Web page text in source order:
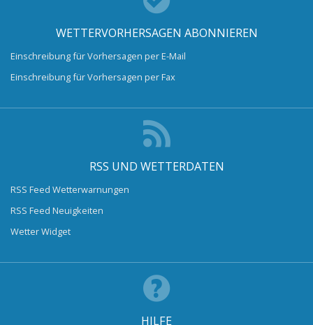
WETTERVORHERSAGEN ABONNIEREN
Einschreibung für Vorhersagen per E-Mail
Einschreibung für Vorhersagen per Fax
RSS UND WETTERDATEN
RSS Feed Wetterwarnungen
RSS Feed Neuigkeiten
Wetter Widget
HILFE